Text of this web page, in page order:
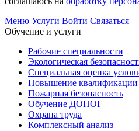
Меню Услуги Войти Связаться
Обучение и услуги
Рабочие специальности
Экологическая
Специальная оценка
Повышение квалификации
Пожарная безопасность
Обучение ДОПОГ
Охрана труда
Комплексный анализ